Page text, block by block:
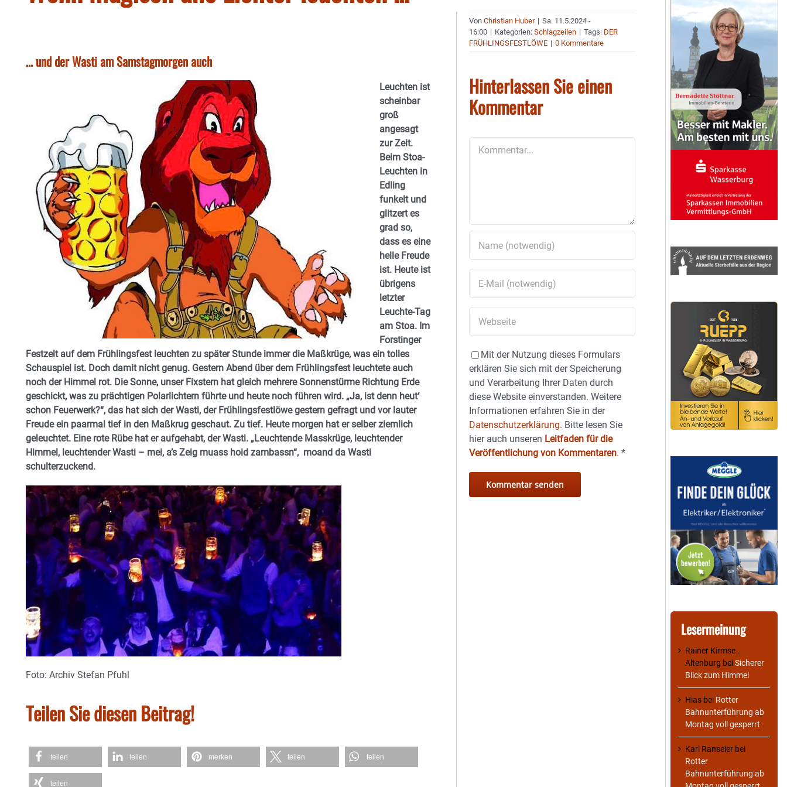
... und der Wasti am Samstagmorgen auch
Leuchten ist
scheinbar
groß
angesagt
zur Zeit.
Beim Stoa-
Leuchten in
Edling
funkelt und
glitzert es
grad so,
dass es eine
helle Freude
ist. Heute ist
übrigens
letzter
Leuchte-Tag
am Stoa. Im
Forstinger
Festzelt auf dem Frühlingsfest leuchten zu später Stunde immer die Maßkrüge, was ein tolles
Schauspiel ist. Doch damit nicht genug. Gestern Abend über dem Frühlingsfest leuchtete auch
noch der Himmel rot. Die Sonne, unser Fixstern hat gleich mehrere Sonnenstürme Richtung Erde
geschickt, was zu prächtigen Polarlichtern führte und heute noch führen wird. „Ja, ist denn heut‘
schon Feuerwerk?“, das hat sich der Wasti, der Frühlingsfestlöwe gestern gefragt und vor lauter
Freude ein paarmal tief in den Maßkrug geschaut. Zu tief. Heute morgen hat er selber ziemlich
geleuchtet. Einerote Rübe hat er aufgehabt, der Wasti. „Leuchtende Masskrüge, leuchtender
Himmel, leuchtender Wasti – mei, a’s Zeig muass hoid zambassn“, moand da Wasti
schulterzuckend.
Foto: Archiv Stefan Pfuhl
Teilen Sie diesen Beitrag!
teilen teilen merken teilen teilen
teilen
VonChristian Huber | Sa. 11.5.2024 -
16:00 | Kategorien:Schlagzeilen | Tags: DER
FRÜHLINGSFESTLÖWE | 0 Kommentare
Hinterlassen Sie einen
Kommentar
Mit der Nutzung dieses Formulars
erklären Sie sich mit der Speicherung
und Verarbeitung Ihrer Daten durch
diese Website einverstanden. Weitere
Informationen erfahren Sie in der
Datenschutzerklärung. Bitte lesen Sie
hier auch unseren Leitfaden für die
Veröffentlichung von Kommentaren.*
Lesermeinung
Rainer Kirmse ,
Altenburg beiSicherer
Blick zum Himmel
Hias bei Rotter
Bahnunterführung ab
Montag voll gesperrt
Karl Ranseier bei
Rotter
Bahnunterführung ab